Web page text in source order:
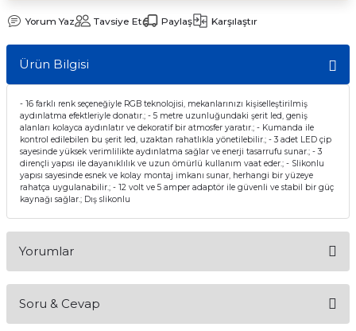
Yorum Yaz Tavsiye Et Paylaş Karşılaştır
Ürün Bilgisi
- 16 farklı renk seçeneğiyle RGB teknolojisi, mekanlarınızı kişiselleştirilmiş
aydınlatma efektleriyle donatır.; - 5 metre uzunluğundaki şerit led, geniş
alanları kolayca aydınlatır ve dekoratif bir atmosfer yaratır.; - Kumanda ile
kontrol edilebilen bu şerit led, uzaktan rahatlıkla yönetilebilir.; - 3 adet LED çip
sayesinde yüksek verimlilikte aydınlatma sağlar ve enerji tasarrufu sunar.; - 3
dirençli yapısı ile dayanıklılık ve uzun ömürlü kullanım vaat eder.; - Slikonlu
yapısı sayesinde esnek ve kolay montaj imkanı sunar, herhangi bir yüzeye
rahatça uygulanabilir.; - 12 volt ve 5 amper adaptör ile güvenli ve stabil bir güç
kaynağı sağlar.; Dış slikonlu
Yorumlar
Soru & Cevap